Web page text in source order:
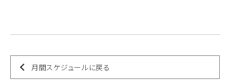
月間スケジュールに戻る